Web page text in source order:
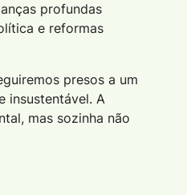
profundas
e reformas
presos a um
insustentável. A
mas sozinha não